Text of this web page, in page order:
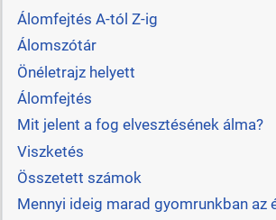
Álomfejtés A-tól Z-ig
Álomszótár
Önéletrajz helyett
Álomfejtés
Mit jelent a fog elvesztésének álma?
Viszketés
Összetett számok
Mennyi ideig marad gyomrunkban az